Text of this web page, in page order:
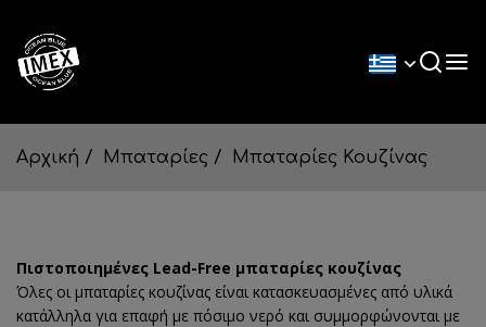
Αρχική Μπαταρίες Μπαταρίες Κουζίνας
Πιστοποιημένες Lead-Free μπαταρίες κουζίνας
Όλες οι μπαταρίες κουζίνας είναι κατασκευασμένες από υλικά
κατάλληλα για επαφή με πόσιμο νερό και συμμορφώνονται με